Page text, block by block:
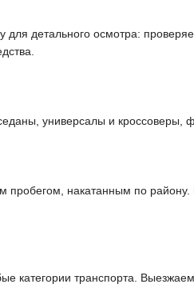
детального осмотра:
универсалы и
накатанным по
транспорта.